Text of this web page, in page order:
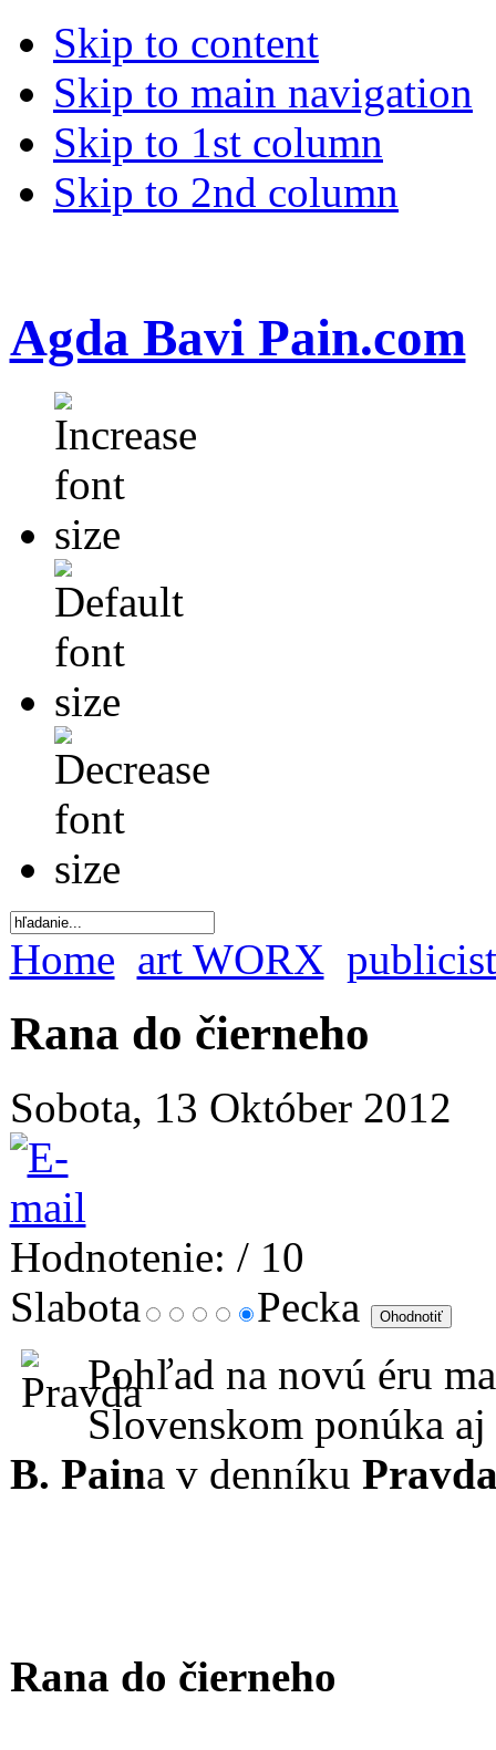
Skip to content
Skip to main navigation
Skip to 1st column
Skip to 2nd column
Agda Bavi Pain.com
Home art WORX
Rana do čierneho
Sobota, 13 Október 2012
Hodnotenie: / 10
Slabota
Pecka
Pohľad na novú éru
Slovenskom ponúka
B. Paina v denníku
Rana do čierneho